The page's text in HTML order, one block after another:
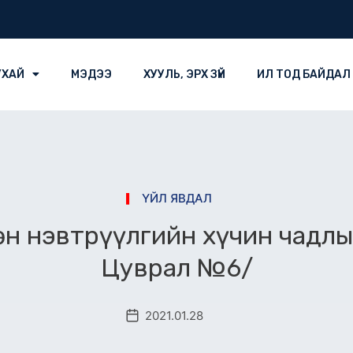
МЭДЭЭ ХУУЛЬ, ЭРХ ЗҮЙ ИЛ ТОД БАЙДАЛ
ҮЙЛ ЯВДАЛ
нэвтрүүлгийн хүчин
Цуврал №6/
2021.01.28